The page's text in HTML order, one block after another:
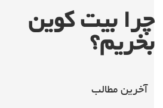
چرا بیت کوین
بخریم؟
آخرین مطالب